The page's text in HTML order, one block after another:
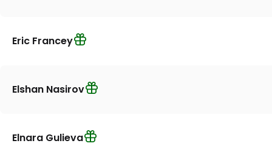
Eric Francey
Elshan Nasirov
Elnara Gulieva